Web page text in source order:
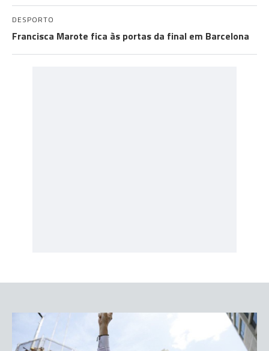
DESPORTO
Francisca Marote fica às portas da final em Barcelona